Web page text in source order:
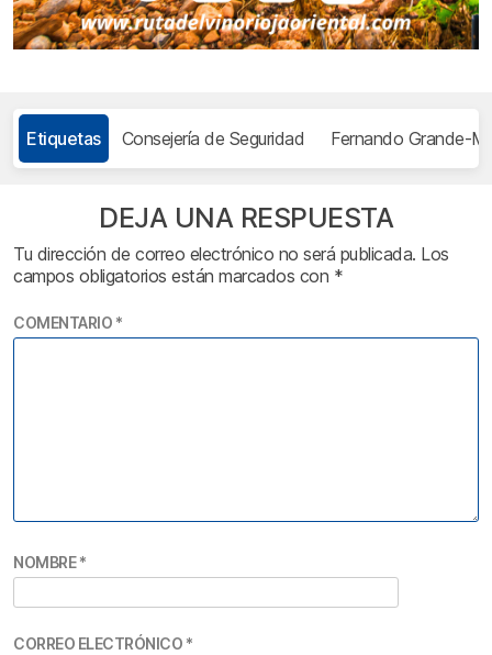
Etiquetas Consejería de Seguridad Fernando Grande-
DEJA UNA RESPUESTA
Tu dirección de correo electrónico no será publicada. Los
campos obligatorios están marcados con *
COMENTARIO *
NOMBRE*
CORREO ELECTRÓNICO *